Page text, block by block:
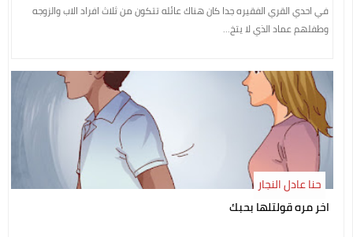
في احدي القري الفقيره جدا كان هناك عائله تتكون من ثلاث افراد الاب والزوجه
وطفلهم عماد الذي لا يتخ...
اخر مره قولتلها بحبك
حنا عادل النجار